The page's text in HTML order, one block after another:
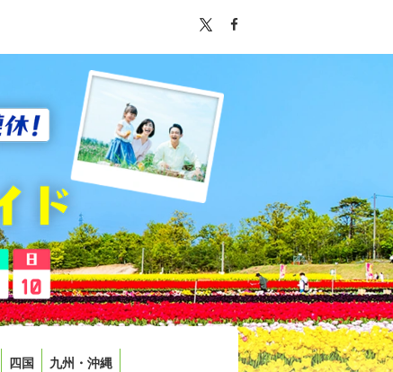
四国 九州・沖縄